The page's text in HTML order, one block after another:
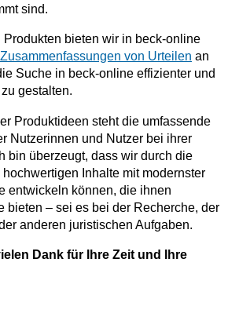
sind.
bieten wir in beck-online
von Urteilen an
Suche in beck-online effizienter und
gestalten.
Produktideen steht die umfassende
Nutzerinnen und Nutzer bei ihrer
bin überzeugt, dass wir durch die
Inhalte mit modernster
entwickeln können, die ihnen
bieten – sei es bei der Recherche, der
anderen juristischen Aufgaben.
Dank für Ihre Zeit und Ihre